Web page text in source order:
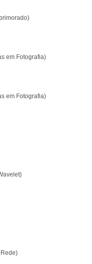
em Fotografia)
em Fotografia)